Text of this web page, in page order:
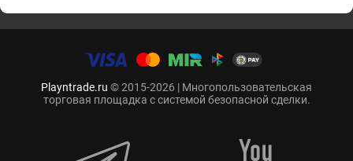
Playntrade.ru © 2015-2026 | Многопользовательская
торговая площадка с системой безопасной сделки.